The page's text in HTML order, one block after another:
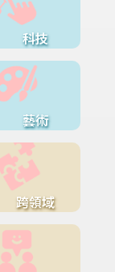
科技
藝術
跨領域